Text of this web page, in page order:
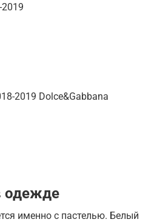
2019 Dolce&Gabbana
одежде
именно с пастелью. Белый